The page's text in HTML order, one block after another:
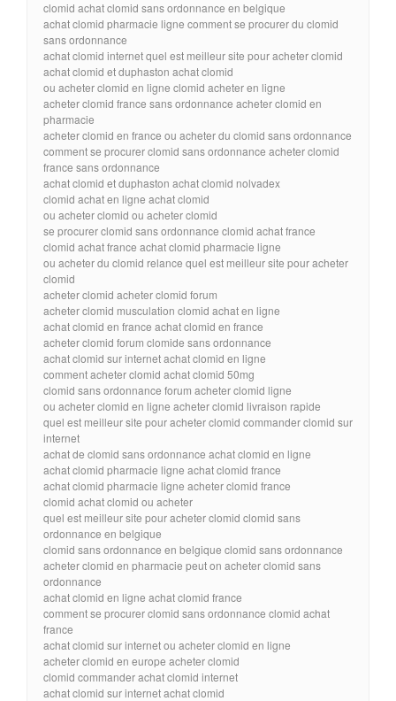
clomid achat clomid sans ordonnance en belgique
achat clomid pharmacie ligne comment se procurer du clomid
sans ordonnance
achat clomid internet quel est meilleur site pour acheter clomid
achat clomid et duphaston achat clomid
ou acheter clomid en ligne clomid acheter en ligne
acheter clomid france sans ordonnance acheter clomid en
pharmacie
acheter clomid en france ou acheter du clomid sans ordonnance
comment se procurer clomid sans ordonnance acheter clomid
france sans ordonnance
achat clomid et duphaston achat clomid nolvadex
clomid achat en ligne achat clomid
ou acheter clomid ou acheter clomid
se procurer clomid sans ordonnance clomid achat france
clomid achat france achat clomid pharmacie ligne
ou acheter du clomid relance quel est meilleur site pour acheter
clomid
acheter clomid acheter clomid forum
acheter clomid musculation clomid achat en ligne
achat clomid en france achat clomid en france
acheter clomid forum clomide sans ordonnance
achat clomid sur internet achat clomid en ligne
comment acheter clomid achat clomid 50mg
clomid sans ordonnance forum acheter clomid ligne
ou acheter clomid en ligne acheter clomid livraison rapide
quel est meilleur site pour acheter clomid commander clomid sur
internet
achat de clomid sans ordonnance achat clomid en ligne
achat clomid pharmacie ligne achat clomid france
achat clomid pharmacie ligne acheter clomid france
clomid achat clomid ou acheter
quel est meilleur site pour acheter clomid clomid sans
ordonnance en belgique
clomid sans ordonnance en belgique clomid sans ordonnance
acheter clomid en pharmacie peut on acheter clomid sans
ordonnance
achat clomid en ligne achat clomid france
comment se procurer clomid sans ordonnance clomid achat
france
achat clomid sur internet ou acheter clomid en ligne
acheter clomid en europe acheter clomid
clomid commander achat clomid internet
achat clomid sur internet achat clomid